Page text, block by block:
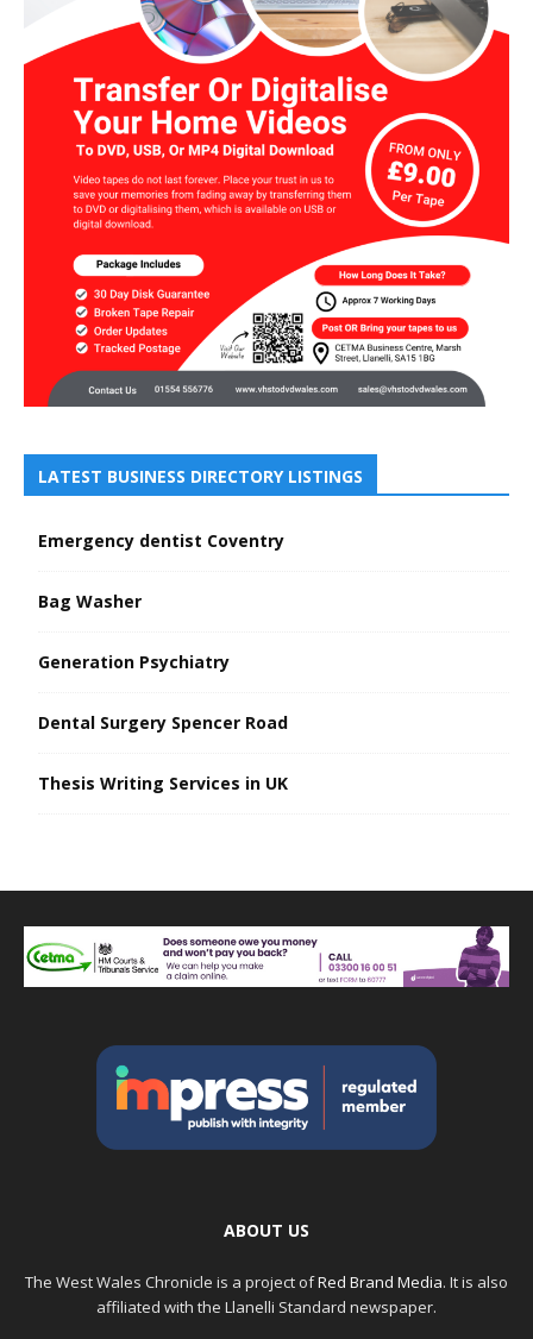
LATEST BUSINESS DIRECTORY LISTINGS
Emergency dentist Coventry
Bag Washer
Generation Psychiatry
Dental Surgery Spencer Road
Thesis Writing Services in UK
ABOUT US
The West Wales Chronicle is a project ofRed Brand Media. It is also
affiliated with the Llanelli Standard newspaper.